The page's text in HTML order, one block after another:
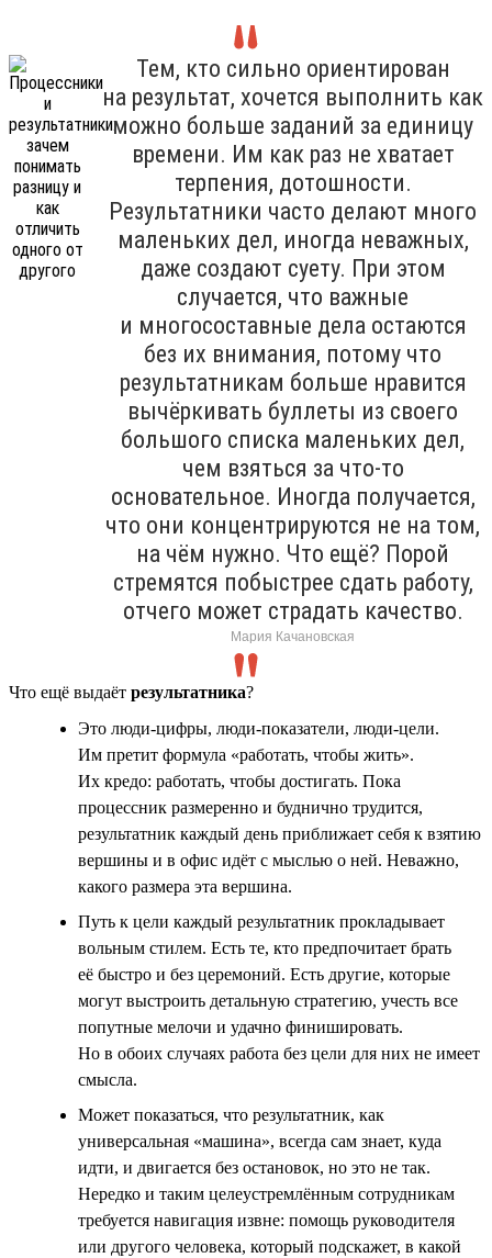
Тем, кто сильно ориентирован
на результат, хочется выполнить как
можно больше заданий за единицу
времени. Им как раз не хватает
терпения, дотошности.
Результатники часто делают много
маленьких дел, иногда неважных,
даже создают суету. При этом
случается, что важные
и многосоставные дела остаются
без их внимания, потому что
результатникам больше нравится
вычёркивать буллеты из своего
большого списка маленьких дел,
чем взяться за что-то
основательное. Иногда получается,
что они концентрируются не на том,
на чём нужно. Что ещё? Порой
стремятся побыстрее сдать работу,
отчего может страдать качество.
Мария Качановская
Что ещё выдаёт результатника?
Это люди-цифры, люди-показатели, люди-цели.
Им претит формула «работать, чтобы жить».
Их кредо: работать, чтобы достигать. Пока
процессник размеренно и буднично трудится,
результатник каждый день приближает себя к взятию
вершины и в офис идёт с мыслью о ней. Неважно,
какого размера эта вершина.
Путь к цели каждый результатник прокладывает
вольным стилем. Есть те, кто предпочитает брать
её быстро и без церемоний. Есть другие, которые
могут выстроить детальную стратегию, учесть все
попутные мелочи и удачно финишировать.
Но в обоих случаях работа без цели для них не имеет
смысла.
Может показаться, что результатник, как
универсальная «машина», всегда сам знает, куда
идти, и двигается без остановок, но это не так.
Нередко и таким целеустремлённым сотрудникам
требуется навигация извне: помощь руководителя
или другого человека, который подскажет, в какой